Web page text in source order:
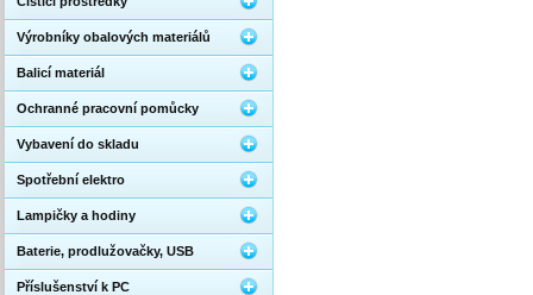
Výrobníky obalových materiálů
Balicí materiál
Ochranné pracovní pomůcky
Vybavení do skladu
Spotřební elektro
Lampičky a hodiny
Baterie, prodlužovačky, USB
Příslušenství k PC